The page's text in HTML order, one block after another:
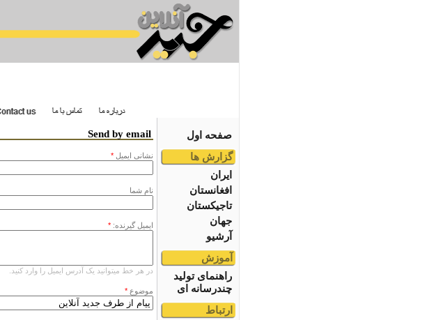
صفحه اول
گزارش ها
ایران
افغانستان
تاجیکستان
جهان
آرشیو
آموزش
راهنمای تولید
چندرسانه ای
ارتباط
Send by email
نشانى ايميل *
نام شما
ایمیل گیرنده: *
در هر خط میتوانید یک آدرس ایمیل را وارد کنید.
موضوع *